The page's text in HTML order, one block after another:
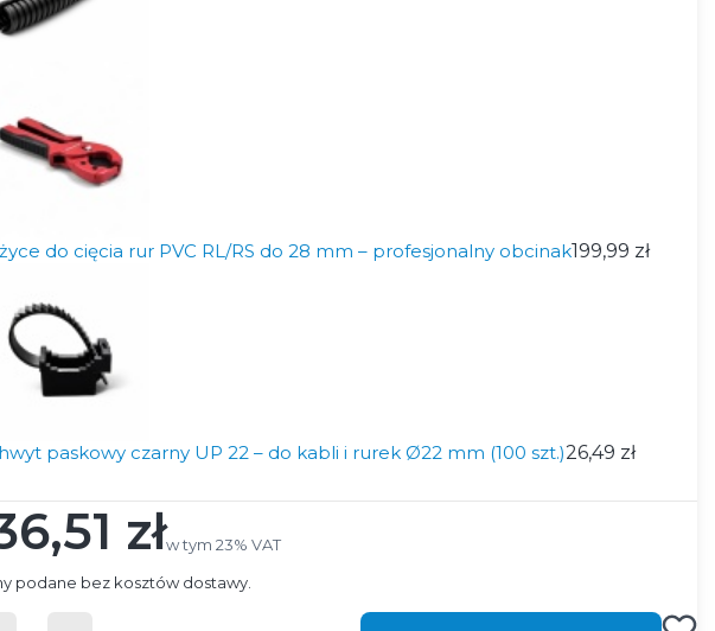
do cięcia rur PVC RL/RS do 28 mm – profesjonalny obcinak199,99 zł
paskowy czarny UP 22 – do kabli i rurek Ø22 mm (100 szt.)26,49 zł
złw tym 23% VAT
w tym 23% VAT
podane bez kosztów dostawy.